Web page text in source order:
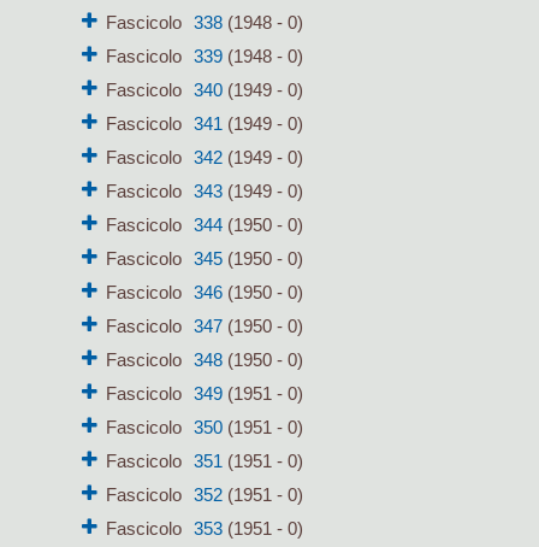
Fascicolo
338(1948 - 0)
Fascicolo
339(1948 - 0)
Fascicolo
340(1949 - 0)
Fascicolo
341 (1949 - 0)
Fascicolo
342(1949 - 0)
Fascicolo
343(1949 - 0)
Fascicolo
344(1950 - 0)
Fascicolo
345(1950 - 0)
Fascicolo
346(1950 - 0)
Fascicolo
347(1950 - 0)
Fascicolo
348(1950 - 0)
Fascicolo
349(1951 - 0)
Fascicolo
350(1951 - 0)
Fascicolo
351 (1951 - 0)
Fascicolo
352(1951 - 0)
Fascicolo
353(1951 - 0)